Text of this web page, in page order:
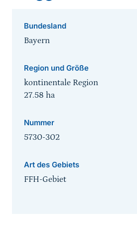
Bundesland
Bayern
Region und Größe
kontinentale Region
27.58 ha
Nummer
5730-302
Art des Gebiets
FFH-Gebiet